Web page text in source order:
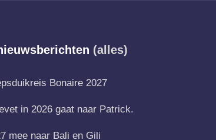
(alles)
Bonaire 2027
in 2026 gaat naar Patrick.
mee naar Bali en Gili